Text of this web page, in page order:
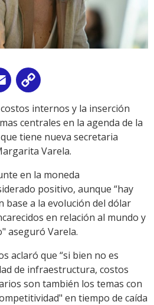
Email
Link
internos y la inserción
centrales en la agenda de la
tiene nueva secretaria
Varela.
en la moneda
positivo, aunque “hay
base a la evolución del dólar
en relación al mundo y
aseguró Varela.
aclaró que “si bien no es
de infraestructura, costos
son también los temas con
en tiempo de caída